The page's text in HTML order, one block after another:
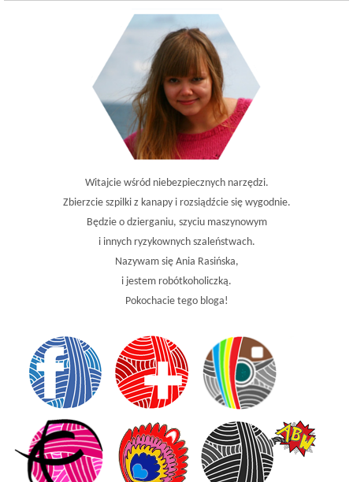
Witajcie wśród niebezpiecznych narzędzi.
Zbierzcie szpilki z kanapy i rozsiądźcie się wygodnie.
Będzie o dzierganiu, szyciu maszynowym
i innych ryzykownych szaleństwach.
Nazywam się Ania Rasińska,
i jestem robótkoholiczką.
Pokochacie tego bloga!